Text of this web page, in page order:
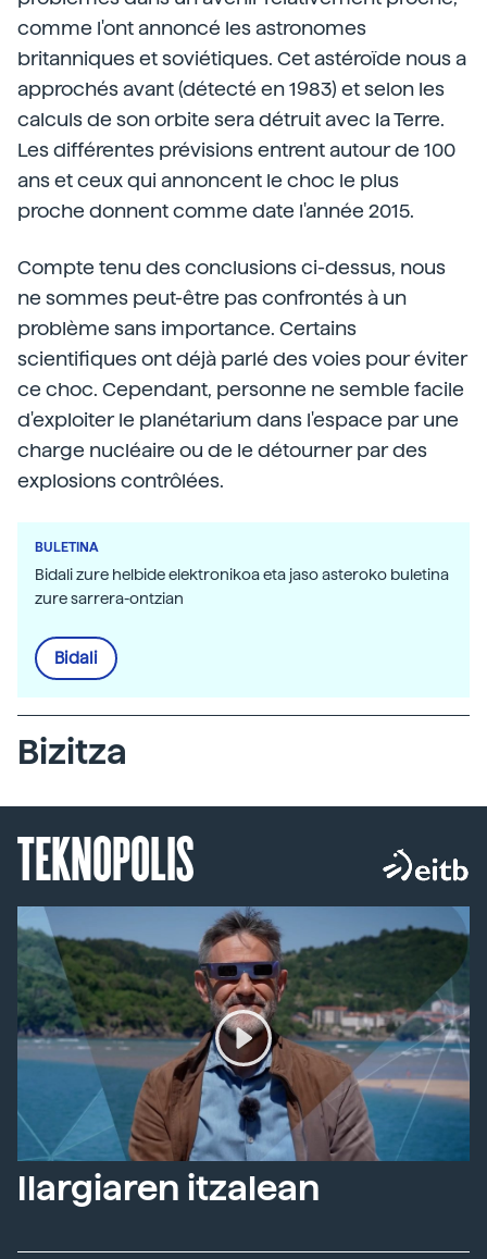
comme l'ont annoncé les astronomes
britanniques et soviétiques. Cet astéroïde nous a
approchés avant (détecté en 1983) et selon les
calculs de son orbite sera détruit avec la Terre.
Les différentes prévisions entrent autour de 100
ans et ceux qui annoncent le choc le plus
proche donnent comme date l'année 2015.
Compte tenu des conclusions ci-dessus, nous
ne sommes peut-être pas confrontés à un
problème sans importance. Certains
scientifiques ont déjà parlé des voies pour éviter
ce choc. Cependant, personne ne semble facile
d'exploiter le planétarium dans l'espace par une
charge nucléaire ou de le détourner par des
explosions contrôlées.
BULETINA
Bidali zure helbide elektronikoa eta jaso asteroko buletina
zure sarrera-ontzian
Bidali
Bizitza
TEKNOPOLIS
Ilargiaren itzalean